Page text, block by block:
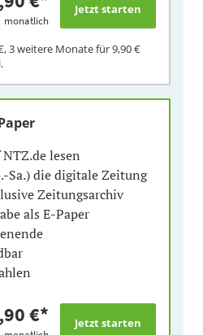
monatlich
, 3 weitere Monate für9,90 €
lesen
Sa.) die digitale Zeitung
Zeitungsarchiv
als E-Paper
€*